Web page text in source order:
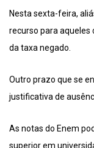
Nesta sexta-feira,
recurso para aqueles
da taxa negado.
Outro prazo que se
justificativa de
As notas do Enem
superior em